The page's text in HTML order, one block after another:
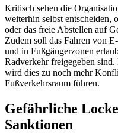
Kritisch sehen die
weiterhin selbst entscheiden,
oder das freie Abstellen auf
Zudem soll das Fahren von
und in Fußgängerzonen
Radverkehr freigegeben
wird dies zu noch mehr
Fußverkehrsraum führen.
Gefährliche
Sanktionen